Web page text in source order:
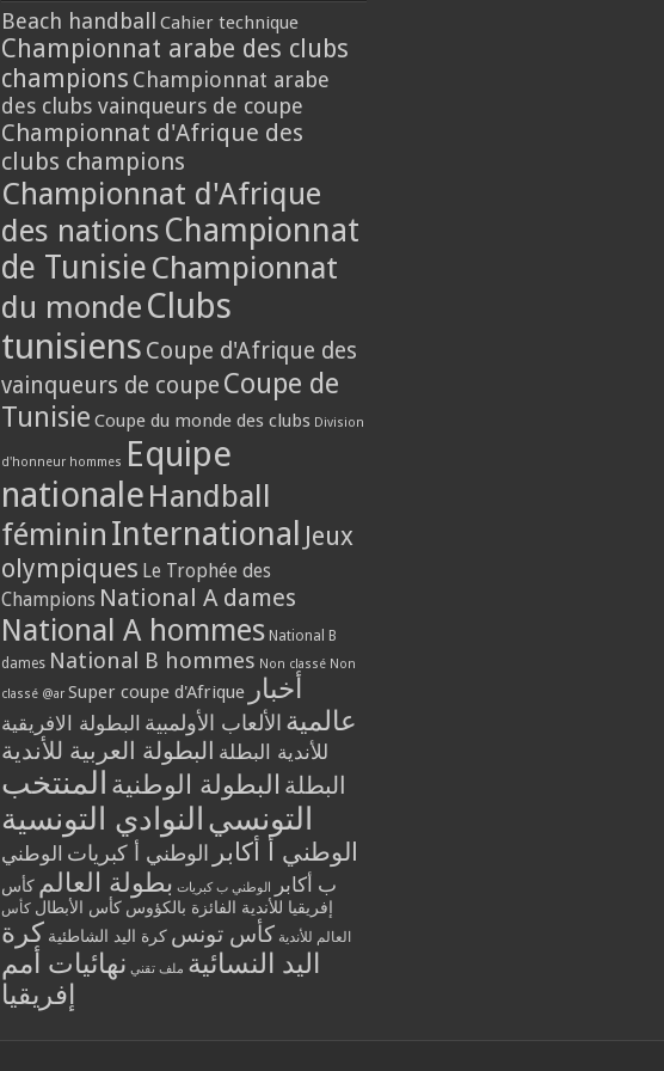
Beach handball Cahier technique
Championnat arabe des clubs
champions Championnat arabe
des clubs vainqueurs de coupe
Championnat d'Afrique des
clubs champions
Championnat d'Afrique
des nations Championnat
de Tunisie Championnat
du monde Clubs
tunisiens Coupe d'Afrique des
vainqueurs de coupe Coupe de
Tunisie Coupe du monde des clubs Division
d'honneur hommes Equipe
nationale Handball
féminin International Jeux
olympiques Le Trophée des
Champions National A dames
National A hommes National B
dames National B hommes Non classé Non
classé @ar Super coupe d'Afrique أخبار
عالمية الألعاب الأولمبية البطولة الافريقية
للأندية البطلة البطولة العربية للأندية
البطلة البطولة الوطنية المنتخب
التونسي النوادي التونسية
الوطني أ أكابر الوطني أ كبريات الوطني
ب أكابر
الوطني ب كبريات بطولة العالم كأس
إفريقيا للأندية الفائزة بالكؤوس كأس الأبطال كأس
العالم للأندية كأس تونس كرة اليد الشاطئية كرة
اليد النسائية ملف تقني نهائيات أمم
إفريقيا